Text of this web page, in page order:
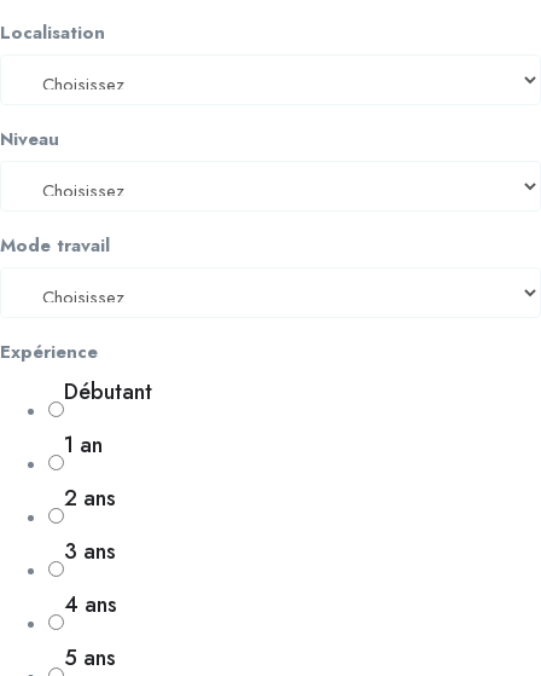
Localisation
Niveau
Mode travail
Expérience
Débutant
1 an
2 ans
3 ans
4 ans
5 ans